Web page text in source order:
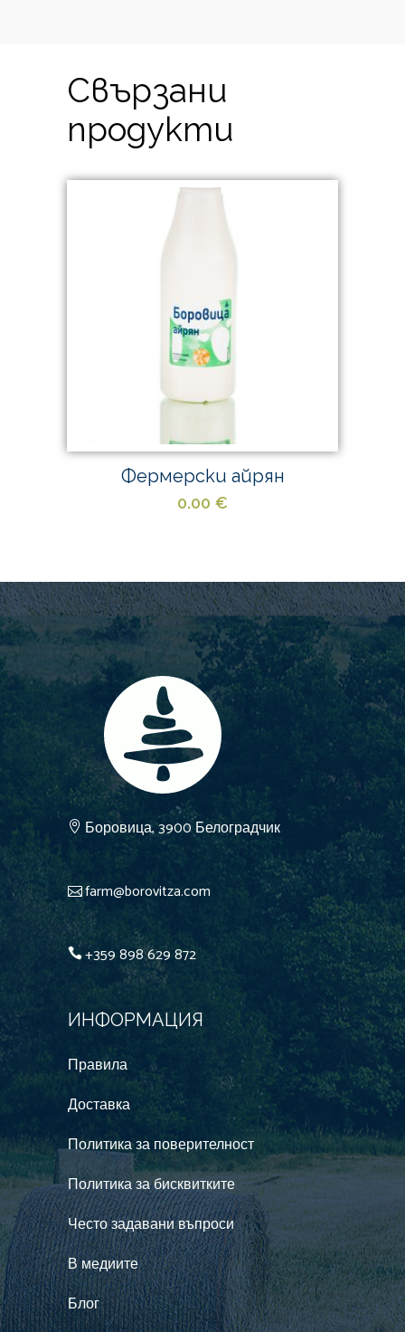
Свързани
продукти
Фермерски айрян
0.00 €
Боровица, 3900 Белоградчик
farm@borovitza.com
+359 898 629 872
ИНФОРМАЦИЯ
Правила
Доставка
Политика за поверителност
Политика за бисквитките
Често задавани въпроси
В медиите
Блог